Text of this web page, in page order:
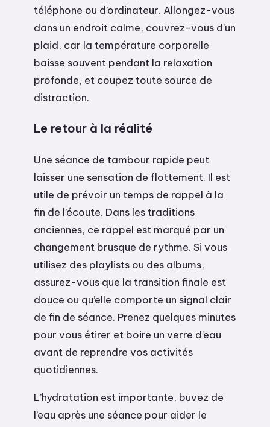
téléphone ou d’ordinateur. Allongez-vous
dans un endroit calme, couvrez-vous d’un
plaid, car la température corporelle
baisse souvent pendant la relaxation
profonde, et coupez toute source de
distraction.
Le retour à la réalité
Une séance de tambour rapide peut
laisser une sensation de flottement. Il est
utile de prévoir un temps de rappel à la
fin de l’écoute. Dans les traditions
anciennes, ce rappel est marqué par un
changement brusque de rythme. Si vous
utilisez des playlists ou des albums,
assurez-vous que la transition finale est
douce ou qu’elle comporte un signal clair
de fin de séance. Prenez quelques minutes
pour vous étirer et boire un verre d’eau
avant de reprendre vos activités
quotidiennes.
L’hydratation est importante, buvez de
l’eau après une séance pour aider le